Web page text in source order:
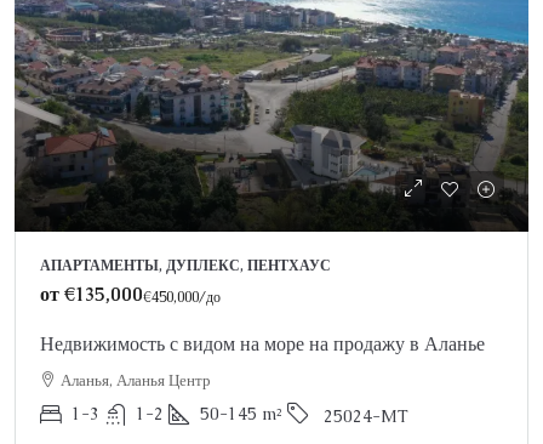
АПАРТАМЕНТЫ, ДУПЛЕКС, ПЕНТХАУС
от€135,000€450,000/до
Недвижимость с видом на море на продажу в Аланье
Аланья, Аланья Центр
1-3 1-2 50-145 m² 25024-MT